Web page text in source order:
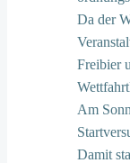
Da der
Freibier
Am
Damit